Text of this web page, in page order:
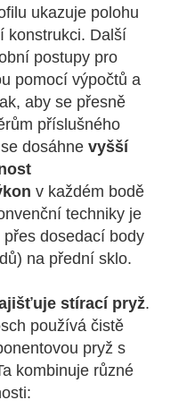
ukazuje polohu
konstrukci. Další
postupy pro
pomocí výpočtů a
aby se přesně
příslušného
dosáhne vyšší
v každém bodě
techniky je
dosedací body
na přední sklo.
stírací pryž.
používá čistě
pryž s
kombinuje různé